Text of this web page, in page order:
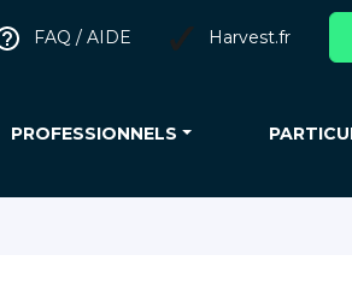
FAQ / AIDE Harvest.fr
PROFESSIONNELS